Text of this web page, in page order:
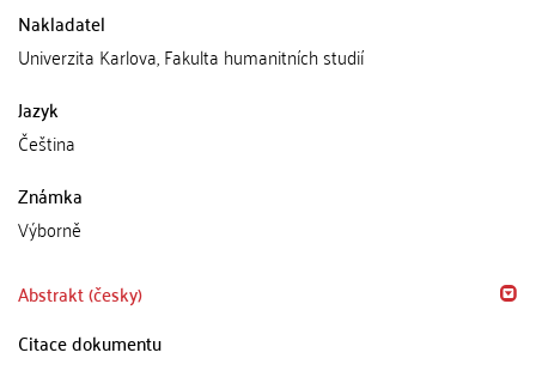
Nakladatel
Univerzita Karlova, Fakulta humanitních studií
Jazyk
Čeština
Známka
Výborně
Abstrakt (česky)
Citace dokumentu